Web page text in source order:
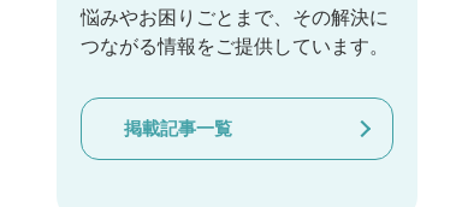
悩みやお困りごとまで、その解決に
つながる情報をご提供しています。
掲載記事一覧